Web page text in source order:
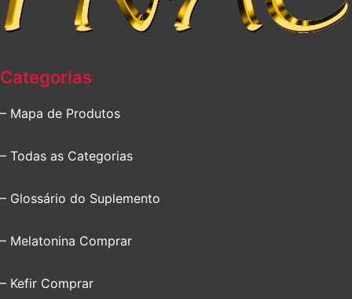
Categorias
– Mapa de Produtos
– Todas as Categorias
– Glossário do Suplemento
– Melatonina Comprar
– Kefir Comprar